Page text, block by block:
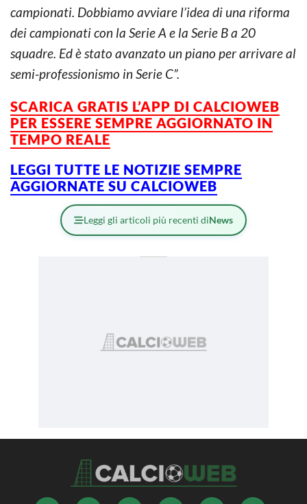
campionati. Dobbiamo avviare l’idea di una riforma
dei campionati con la Serie A e la Serie B a 20
squadre. Ed è stato avanzato un piano per arrivare al
semi-professionismo in Serie C”.
SCARICA GRATIS L’APP DI CALCIOWEB
PER ESSERE SEMPRE AGGIORNATO IN
TEMPO REALE
LEGGI TUTTE LE NOTIZIE SEMPRE
AGGIORNATE SU CALCIOWEB
Leggi gli articoli più recenti diNews